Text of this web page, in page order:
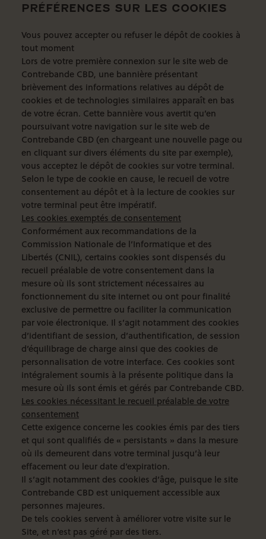
PRÉFÉRENCES SUR LES COOKIES
Vous pouvez accepter ou refuser le dépôt de cookies à
tout moment
Lors de votre première connexion sur le site web de
Contrebande CBD, une bannière présentant
brièvement des informations relatives au dépôt de
cookies et de technologies similaires apparaît en bas
de votre écran. Cette bannière vous avertit qu’en
poursuivant votre navigation sur le site web de
Contrebande CBD (en chargeant une nouvelle page ou
en cliquant sur divers éléments du site par exemple),
vous acceptez le dépôt de cookies sur votre terminal.
Selon le type de cookie en cause, le recueil de votre
consentement au dépôt et à la lecture de cookies sur
votre terminal peut être impératif.
Les cookies exemptés de consentement
Conformément aux recommandations de la
Commission Nationale de l’Informatique et des
Libertés (CNIL), certains cookies sont dispensés du
recueil préalable de votre consentement dans la
mesure où ils sont strictement nécessaires au
fonctionnement du site internet ou ont pour finalité
exclusive de permettre ou faciliter la communication
par voie électronique. Il s’agit notamment des cookies
d’identifiant de session, d’authentification, de session
d’équilibrage de charge ainsi que des cookies de
personnalisation de votre interface. Ces cookies sont
intégralement soumis à la présente politique dans la
mesure où ils sont émis et gérés par Contrebande CBD.
Les cookies nécessitant le recueil préalable de votre
consentement
Cette exigence concerne les cookies émis par des tiers
et qui sont qualifiés de « persistants » dans la mesure
où ils demeurent dans votre terminal jusqu’à leur
effacement ou leur date d’expiration.
Il s’agit notamment des cookies d’âge, puisque le site
Contrebande CBD est uniquement accessible aux
personnes majeures.
De tels cookies servent à améliorer votre visite sur le
Site, et n’est pas géré par des tiers.